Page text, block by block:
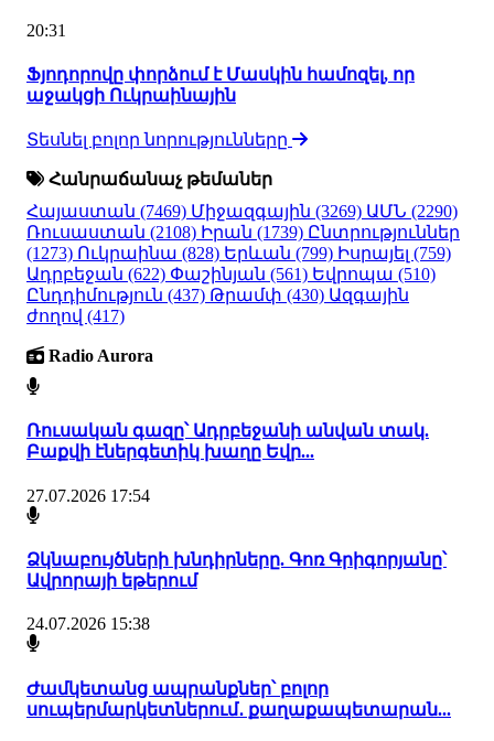
20:31
Ֆյոդորովը փորձում է Մասկին համոզել, որ
աջակցի Ուկրաինային
Տեսնել բոլոր նորությունները
Հանրաճանաչ թեմաներ
Հայաստան (7469) Միջազգային (3269) ԱՄՆ (2290)
Ռուսաստան (2108) Իրան (1739) Ընտրություններ
(1273) Ուկրաինա (828) Երևան (799) Իսրայել (759)
Ադրբեջան (622) Փաշինյան (561) Եվրոպա (510)
Ընդդիմություն (437) Թրամփ (430) Ազգային
ժողով (417)
Radio Aurora
Ռուսական գազը՝ Ադրբեջանի անվան տակ.
Բաքվի էներգետիկ խաղը Եվր...
27.07.2026 17:54
Ձկնաբույծների խնդիրները. Գոռ Գրիգորյանը՝
Ավրորայի եթերում
24.07.2026 15:38
Ժամկետանց ապրանքներ՝ բոլոր
սուպերմարկետներում․ քաղաքապետարան...